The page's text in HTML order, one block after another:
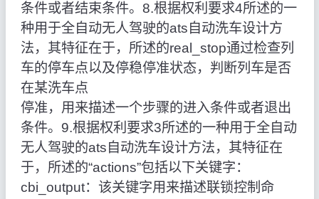
条件或者结束条件。8.根据权利要求4所述的一
种用于全自动无人驾驶的ats自动洗车设计方
法，其特征在于，所述的real_stop通过检查列
车的停车点以及停稳停准状态，判断列车是否
在某洗车点
停准，用来描述一个步骤的进入条件或者退出
条件。9.根据权利要求3所述的一种用于全自动
无人驾驶的ats自动洗车设计方法，其特征在
于，所述的“actions”包括以下关键字：
cbi_output：该关键字用来描述联锁控制命